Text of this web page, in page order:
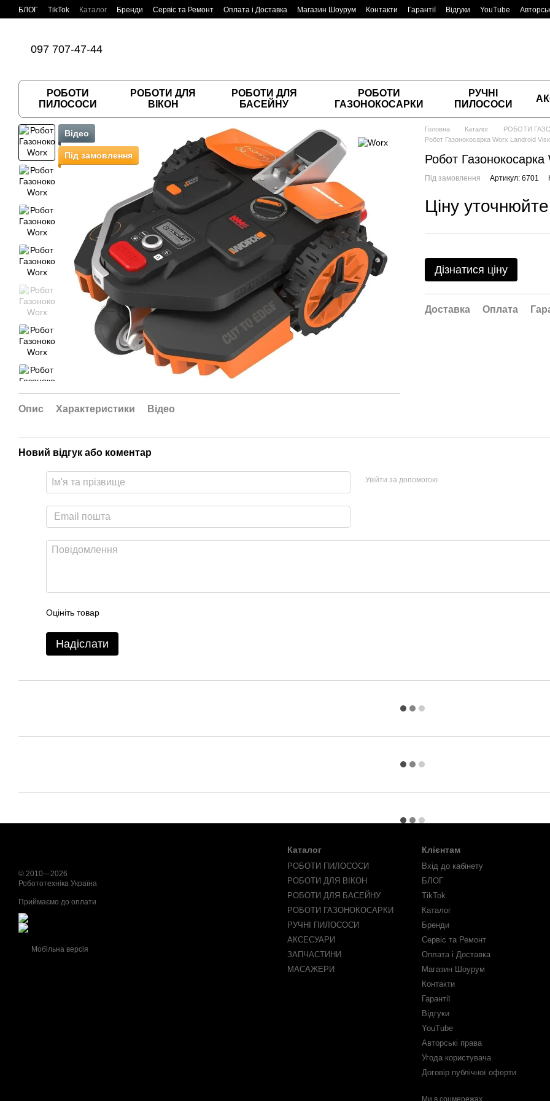
Перейти до основного контенту
БЛОГ TikTok Каталог Бренди Сервіс та Ремонт Оплата і Доставка Магазин Шоурум Контакти Гарантії Відгуки YouTube
097 707-47-44
РОБОТИ
ПИЛОСОСИ
РОБОТИ ДЛЯ
ВІКОН
РОБОТИ ДЛЯ
БАСЕЙНУ
РОБОТИ
ГАЗОНОКОСАРКИ
РУЧНІ
ПИЛОСОСИ
Відео
Під замовлення
Опис Характеристики Відео
Головна Каталог РОБОТИ
Робот Газонокосарка Worx Landroid
Робот
Під замовлення Артикул: 6701
Ціну уточнюйте
Дізнатися ціну
Доставка Оплата
Новий відгук або коментар
Увійти за допомогою
Оцініть товар
Надіслати
© 2010—2026
Робототехніка Україна
Приймаємо до оплати
Мобільна версія
Каталог
РОБОТИ ПИЛОСОСИ
РОБОТИ ДЛЯ ВІКОН
РОБОТИ ДЛЯ БАСЕЙНУ
РОБОТИ ГАЗОНОКОСАРКИ
РУЧНІ ПИЛОСОСИ
АКСЕСУАРИ
ЗАПЧАСТИНИ
МАСАЖЕРИ
Клієнтам
Вхід до кабінету
БЛОГ
TikTok
Каталог
Бренди
Сервіс та Ремонт
Оплата і Доставка
Магазин Шоурум
Контакти
Гарантії
Відгуки
YouTube
Авторські права
Угода користувача
Договір публічної оферти
Ми в соцмережах